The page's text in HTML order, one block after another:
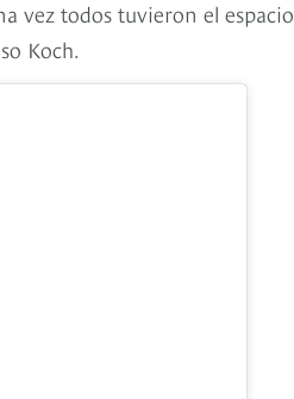
vez todos tuvieron el
Koch.